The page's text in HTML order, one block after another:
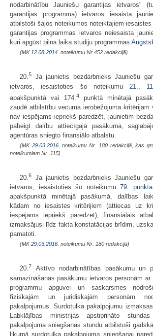
nodarbinātību Jauniešu garantijas ietvaros"
garantijas programma) ietvaros iesaista
atbilstoši šajos noteikumos noteiktajiem
garantijas programmas ietvaros neiesaista
kuri apgūst pilna laika studiju programmas
(MK 12.08.2014. noteikumu Nr.452 redakcijā)
20.5
Ja jaunietis bezdarbnieks Jauniešu
ietvaros, iesaistoties šo noteikumu 21.
apakšpunktā vai 174. 4punktā minētajā
zaudē atbilstību vecuma ierobežojuma kritērijam
nav iespējams iepriekš paredzēt, jaunietim
pabeigt dalību attiecīgajā pasākumā,
aģentūras sniegto finansiālo atbalstu.
(MK 29.03.2016. noteikumu Nr. 180 redakcijā, kas
noteikumiem Nr. 115)
20.6
Ja jaunietis bezdarbnieks Jauniešu
ietvaros, iesaistoties šo noteikumu 79. punktā
apakšpunktā minētajā pasākumā, dalības
kādam no iesaistes kritērijiem (attiecas uz
iespējams iepriekš paredzēt), finansiālais
izmaksājusi līdz fakta konstatācijas brīdim,
pamatoti.
(MK29.03.2016. noteikumu Nr. 180 redakcijā)
20.7
Aktīvo nodarbinātības pasākumu un
samazināšanas pasākumu ietvaros personām
programmu apguvei un saskarsmes
fiziskajām un juridiskajām personām
pakalpojumus. Surdotulka pakalpojumu
Labklājības ministrijas apstiprināto
pakalpojuma sniegšanas stundu atbilstoši
likumā surdotulka pakalpojuma sniegšanai